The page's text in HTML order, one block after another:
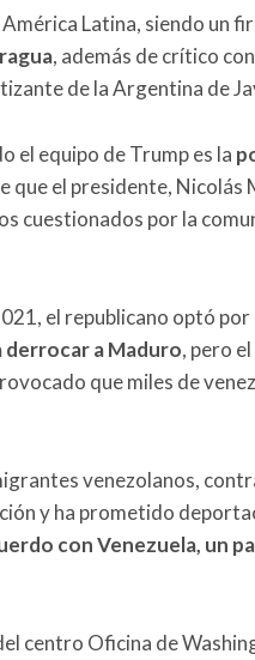
Latina, siendo un
, además de crítico
de la Argentina de
el equipo de Trump es la
que el presidente, Nicolás
cuestionados por la
el republicano optó por
derrocar a Maduro, pero
que miles de
venezolanos,
y ha prometido
con Venezuela, un
centro Oficina de